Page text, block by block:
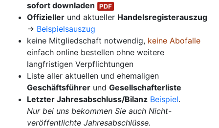
sofort downladen
Offizieller und aktueller Handelsregisterauszug
→ Beispielsauszug
keine Mitgliedschaft notwendig, keine Abofalle
einfach online bestellen ohne weitere
langfristigen Verpflichtungen
Liste aller aktuellen und ehemaligen
Geschäftsführer und Gesellschafterliste
Letzter Jahresabschluss/Bilanz Beispiel.
Nur bei uns bekommen Sie auch Nicht-
veröffentlichte Jahresabschlüsse.